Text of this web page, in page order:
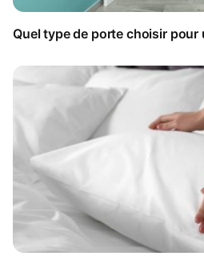
Quel type de porte choisir pour